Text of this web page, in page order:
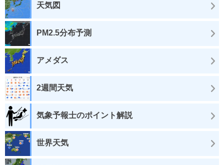
天気図
PM2.5分布予測
アメダス
2週間天気
気象予報士のポイント解説
世界天気